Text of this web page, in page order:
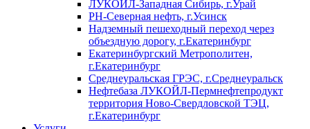
ЛУКОЙЛ-Западная Сибирь, г.Урай
РН-Северная нефть, г.Усинск
Надземный пешеходный переход через
объездную дорогу, г.Екатеринбург
Екатеринбургский Метрополитен,
г.Екатеринбург
Среднеуральская ГРЭС, г.Среднеуральск
Нефтебаза ЛУКОЙЛ-Пермнефтепродукт
территория Ново-Свердловской ТЭЦ,
г.Екатеринбург